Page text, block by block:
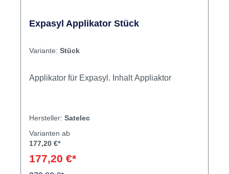
Expasyl Applikator Stück
Variante: Stück
Applikator für Expasyl. Inhalt Appliaktor
Hersteller: Satelec
Varianten ab
177,20 €*
177,20 €*